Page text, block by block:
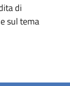
di
sul tema